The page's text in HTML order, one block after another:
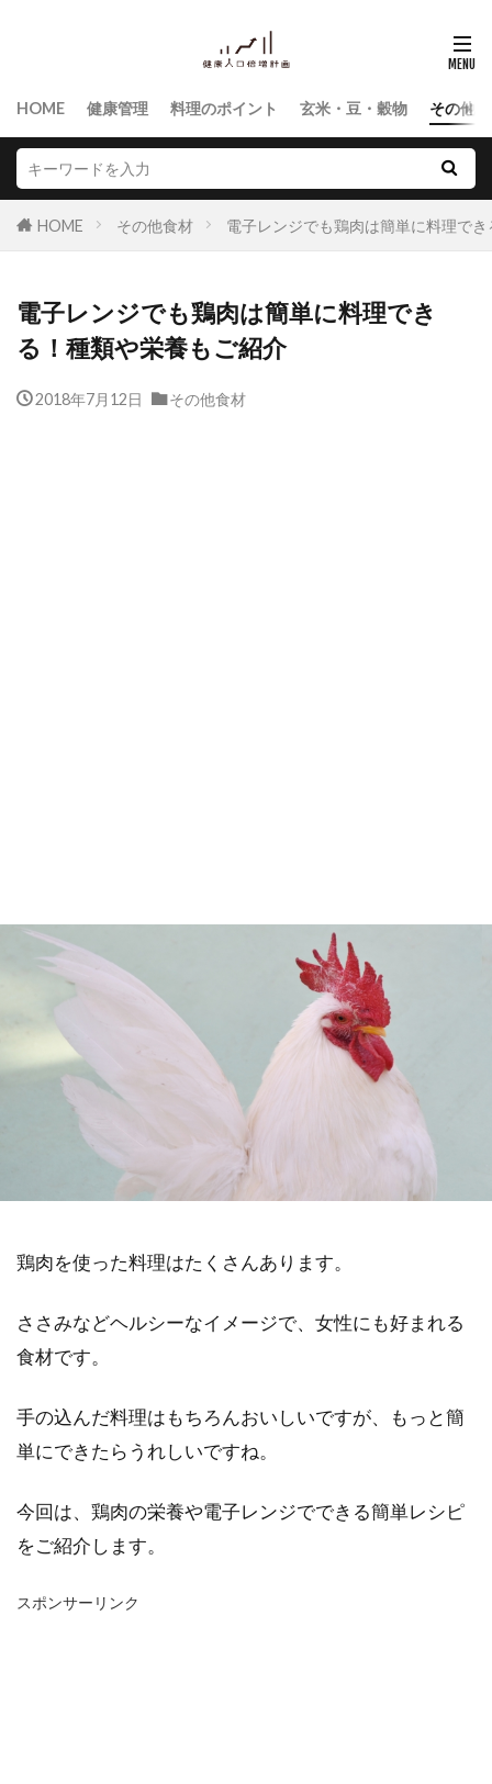
HOME 健康管理 料理のポイント 玄米・豆・穀物 その他
HOME その他食材 電子レンジでも鶏肉は簡単に料理で
電子レンジでも鶏肉は簡単に料理でき
る！種類や栄養もご紹介
2018年7月12日 その他食材
鶏肉を使った料理はたくさんあります。
ささみなどヘルシーなイメージで、女性にも好まれる
食材です。
手の込んだ料理はもちろんおいしいですが、もっと簡
単にできたらうれしいですね。
今回は、鶏肉の栄養や電子レンジでできる簡単レシピ
をご紹介します。
スポンサーリンク